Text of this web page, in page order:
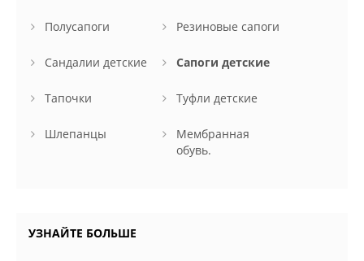
Полусапоги Резиновые сапоги
Сандалии детские Сапоги детские
Тапочки Туфли детские
Шлепанцы
Мембранная
обувь.
УЗНАЙТЕ БОЛЬШЕ